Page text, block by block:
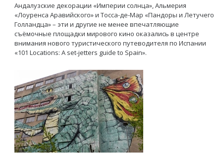
Андалузские декорации «Империи солнца», Альмерия
«Лоуренса Аравийского» и Тосса-де-Мар «Пандоры и Летучего
Голландца» – эти и другие не менее впечатляющие
съёмочные площадки мирового кино оказались в центре
внимания нового туристического путеводителя по Испании
«101 Locations: A set-jetters guide to Spain».